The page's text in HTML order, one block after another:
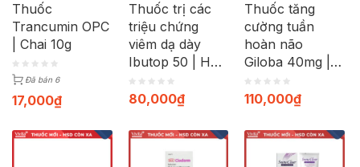
Thuốc
Trancumin OPC
| Chai 10g
Đã bán 6
17,000₫
Thuốc trị các
triệu chứng
viêm dạ dày
Ibutop 50 | Hộp
20 viên
80,000₫
Thuốc tăng
cường tuần
hoàn não
Giloba 40mg |
Hộp 30 viên
110,000₫